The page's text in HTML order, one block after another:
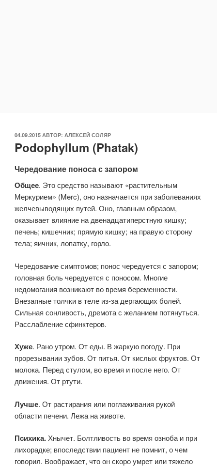
ОПУБЛИКОВАНО
04.09.2015 АВТОР: АЛЕКСЕЙ СОЛЯР
Podophyllum (Phatak)
Чередование поноса с запором
Общее. Это средство называют «растительным
Меркурием» (Merc), оно назначается при заболеваниях
желчевыводящих путей. Оно, главным образом,
оказывает влияние на двенадцатиперстную кишку;
печень; кишечник; прямую кишку; на правую сторону
тела; яичник, лопатку, горло.
Чередование симптомов; понос чередуется с запором;
головная боль чередуется с поносом. Многие
недомогания возникают во время беременности.
Внезапные толчки в теле из-за дергающих болей.
Сильная сонливость, дремота с желанием потянуться.
Расслабление сфинктеров.
Хуже. Рано утром. От еды. В жаркую погоду. При
прорезывании зубов. От питья. От кислых фруктов. От
молока. Перед стулом, во время и после него. От
движения. От ртути.
Лучше. От растирания или поглаживания рукой
области печени. Лежа на животе.
Психика.Хнычет. Болтливость во время озноба и при
лихорадке; впоследствии пациент не помнит, о чем
говорил. Воображает, что он скоро умрет или тяжело